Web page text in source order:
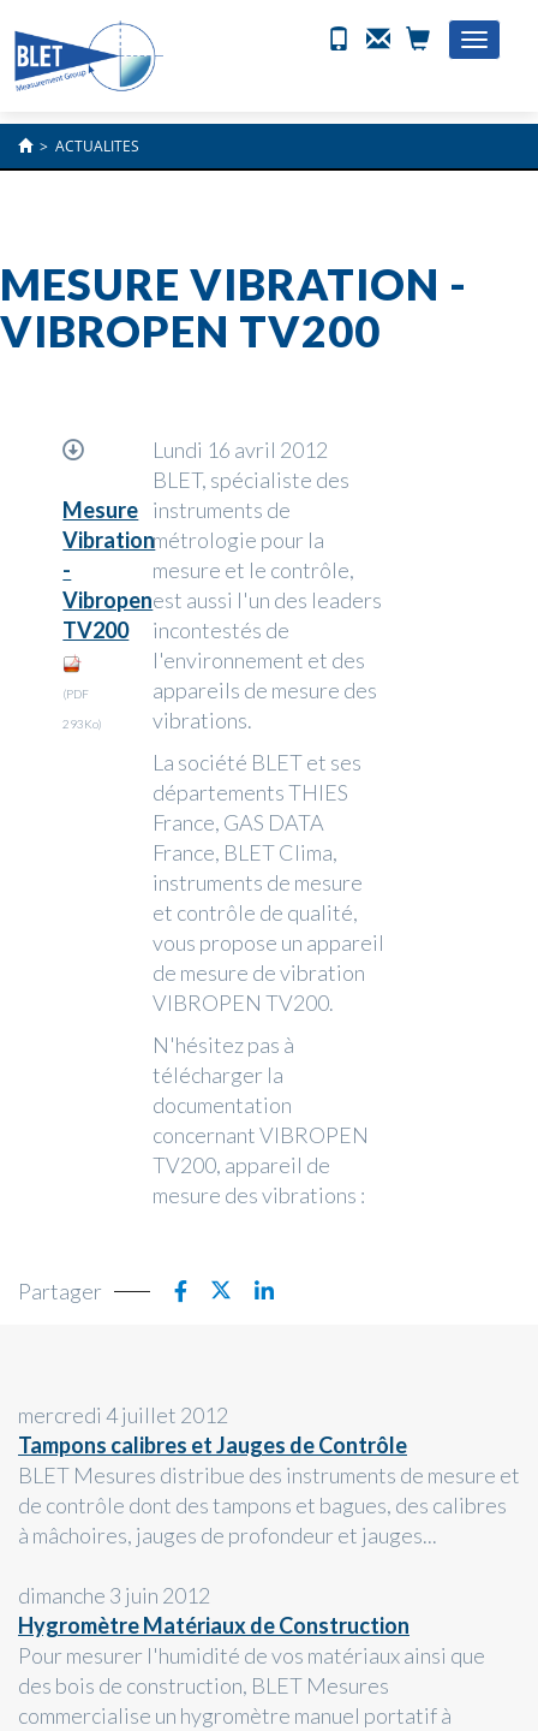
Toggle
> ACTUALITES
MESURE VIBRATION -
VIBROPEN TV200
Mesure
Vibration
-
Vibropen
TV200
(PDF
293Ko)
Lundi 16 avril 2012
BLET, spécialiste des
instruments de
métrologie pour la
mesure et le contrôle,
est aussi l'un des leaders
incontestés de
l'environnement et des
appareils de mesure des
vibrations.
La société BLET et ses
départements THIES
France, GAS DATA
France, BLET Clima,
instruments de mesure
et contrôle de qualité,
vous propose un appareil
de mesure de vibration
VIBROPEN TV200.
N'hésitez pas à
télécharger la
documentation
concernant VIBROPEN
TV200, appareil de
mesure des vibrations :
Partager
mercredi 4 juillet 2012
Tampons calibres et Jauges de Contrôle
BLET Mesures distribue des instruments de mesure et
de contrôle dont des tampons et bagues, des calibres
à mâchoires, jauges de profondeur et jauges...
dimanche 3 juin 2012
Hygromètre Matériaux de Construction
Pour mesurer l'humidité de vos matériaux ainsi que
des bois de construction, BLET Mesures
commercialise un hygromètre manuel portatif à